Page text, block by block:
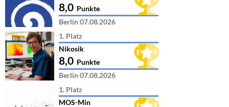
8,0 Punkte
Berlin 07.08.2026
1. Platz
Nikosik
8,0 Punkte
Berlin 07.08.2026
1. Platz
MOS-Min